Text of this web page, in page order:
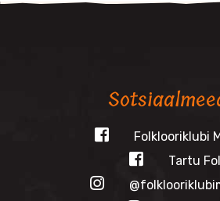
Folklooriklubi
Tartu